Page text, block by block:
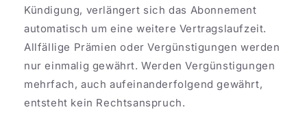
Kündigung, verlängert sich das Abonnement
automatisch um eine weitere Vertragslaufzeit.
Allfällige Prämien oder Vergünstigungen werden
nur einmalig gewährt. Werden Vergünstigungen
mehrfach, auch aufeinanderfolgend gewährt,
entsteht kein Rechtsanspruch.